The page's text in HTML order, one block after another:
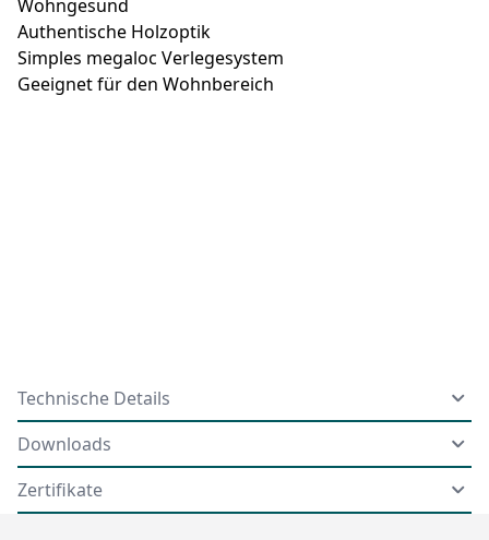
Wohngesund
Authentische Holzoptik
Simples megaloc Verlegesystem
Geeignet für den Wohnbereich
Technische Details
Downloads
Zertifikate